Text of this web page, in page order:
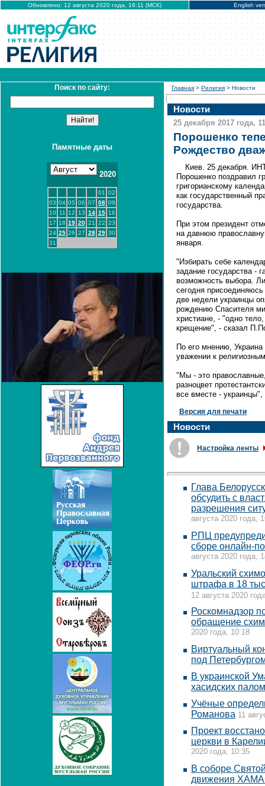
Обновлено: 12 августа 2020 года, 16:11 (МСК) English
Поиск по сайту:
Памятные даты
2020
01
02
03 04 05 06 07 08 09
10
11 12 13 14 15 16
17 18 19 20 21 22 23
24 25 26 27 28 29 30
31
Главная > Религия > Новости
Новости
25 декабря 2017 года,
Порошенко
Рождество
Киев. 25 декабря.
Порошенко поздравил
григорианскому
как государственный
государства.
При этом президент
на давнюю
января.
"Избирать себе
задание государства -
возможность выбора.
сегодня
две недели украинцы
рождению Спасителя
христиане, - "одно
крещение", - сказал
По его мнению,
уважении к
"Мы - это
разноцвет
все вместе - украинцы",
Версия для печати
Новости
Настройка ленты
Глава
обсудить с
разрешения
августа 2020 года,
РПЦ
сборе онлайн-
августа 2020 года,
Уральский
штрафа в 18
12 августа 2020
Роскомнадзор
обращение
2020 года, 10:18
Виртуальный
под
В украинской
хасидских
Учёные
Романова 11
Проект
церкви в
2020 года, 10:35
В соборе
движения